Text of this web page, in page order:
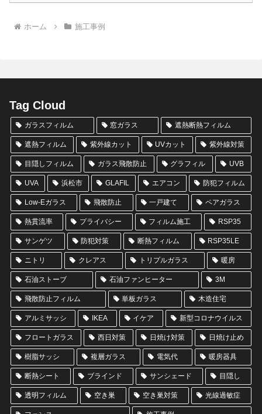
ホーム 施工事例
Tag Cloud
ガラスフィルム 窓ガラス 遮熱断熱フィルム
遮熱フィルム 紫外線カット UVカット 紫外線対策
目隠しフィルム ガラス飛散防止 グラフィル UVB
UVA 浜松市 GLAFIL エアコン 防犯フィルム
Low-Eガラス 飛散防止 一戸建て ペアガラス
熱貫流率 プライバシー フィルム施工 RSP35
サンゲツ 防犯対策 断熱フィルム RSP35LE
ニトリ クレアス トリプルガラス 暖房
石油ストーブ 石油ファンヒーター 3M
飛散防止フィルム 単板ガラス 木造住宅
アルミサッシ IKEA イケア 新型コロナウイルス
フロートガラス 西日対策 日焼け対策 日焼け止め
樹脂サッシ 複層ガラス 電気代 暖房器具
断熱シート ブラインド サンシェード 目隠し
透明フィルム 空き巣 空き巣対策 光線過敏症